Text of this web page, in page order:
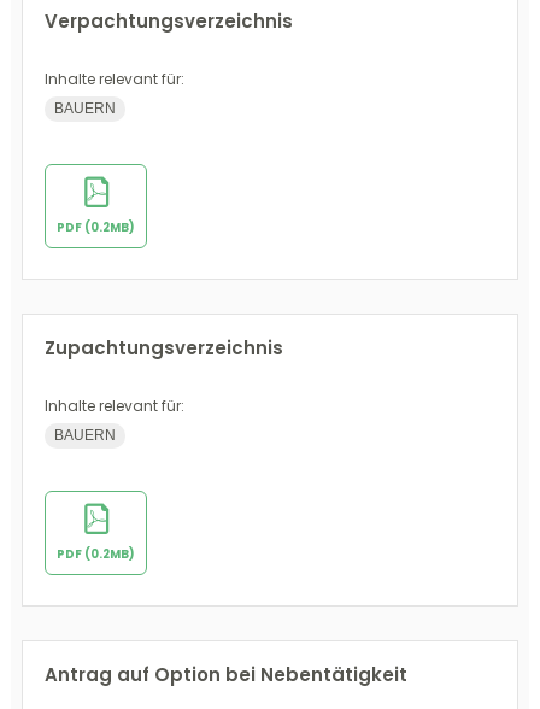
Verpachtungsverzeichnis
Inhalte relevant für:
BAUERN
PDF (0.2MB)
Zupachtungsverzeichnis
Inhalte relevant für:
BAUERN
PDF (0.2MB)
Antrag auf Option bei Nebentätigkeit